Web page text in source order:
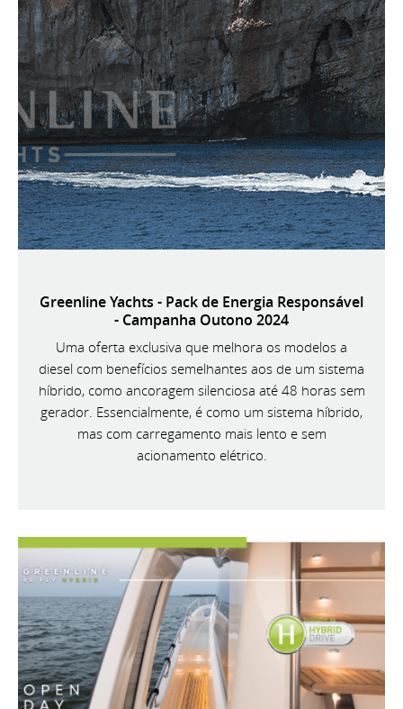
Greenline Yachts - Pack de Energia Responsável
- Campanha Outono 2024
Uma oferta exclusiva que melhora os modelos a
diesel com benefícios semelhantes aos de um sistema
híbrido, como ancoragem silenciosa até 48 horas sem
gerador. Essencialmente, é como um sistema híbrido,
mas com carregamento mais lento e sem
acionamento elétrico.